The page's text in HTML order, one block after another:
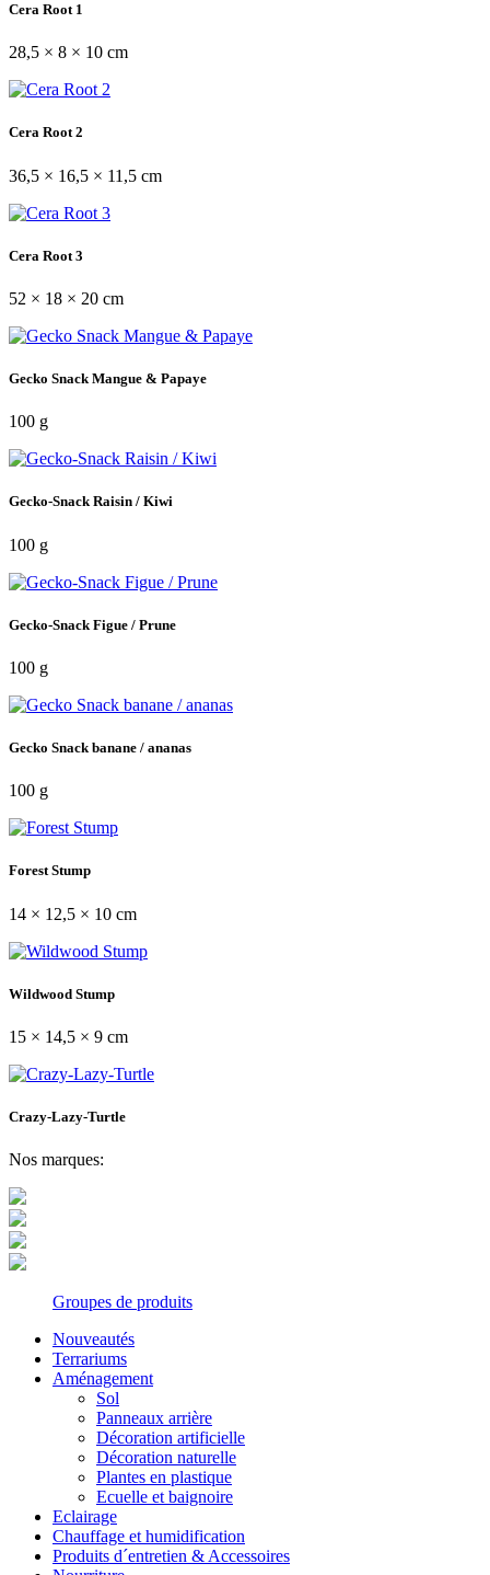
Cera Root 1
28,5 × 8 × 10 cm
Cera Root 2
36,5 × 16,5 × 11,5 cm
Cera Root 3
52 × 18 × 20 cm
Gecko Snack Mangue & Papaye
100 g
Gecko-Snack Raisin / Kiwi
100 g
Gecko-Snack Figue / Prune
100 g
Gecko Snack banane / ananas
100 g
Forest Stump
14 × 12,5 × 10 cm
Wildwood Stump
15 × 14,5 × 9 cm
Crazy-Lazy-Turtle
Nos marques:
Groupes de produits
Nouveautés
Terrariums
Aménagement
Sol
Panneaux arrière
Décoration artificielle
Décoration naturelle
Plantes en plastique
Ecuelle et baignoire
Eclairage
Chauffage et humidification
Produits d´entretien & Accessoires